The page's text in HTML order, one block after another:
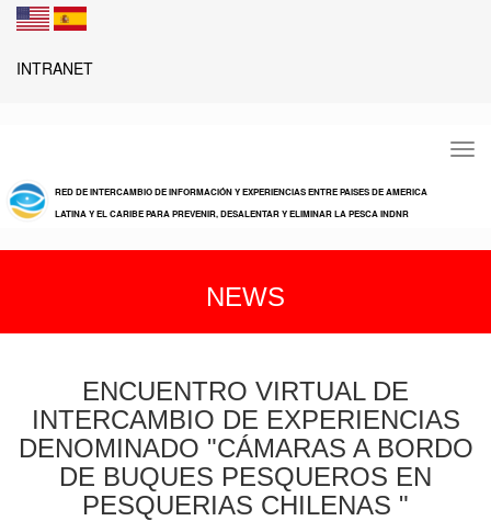
INTRANET
RED DE INTERCAMBIO DE INFORMACIÓN Y EXPERIENCIAS ENTRE PAISES DE AMERICA
LATINA Y EL CARIBE PARA PREVENIR, DESALENTAR Y ELIMINAR LA PESCA INDNR
NEWS
ENCUENTRO VIRTUAL DE
INTERCAMBIO DE EXPERIENCIAS
DENOMINADO "CÁMARAS A BORDO
DE BUQUES PESQUEROS EN
PESQUERIAS CHILENAS "